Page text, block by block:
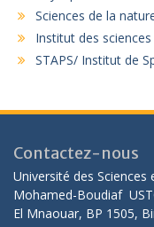
Sciences de la
Institut des
STAPS/ Institut de
Contactez-nous
Université des Sciences
Mohamed-Boudiaf
El Mnaouar, BP 1505,